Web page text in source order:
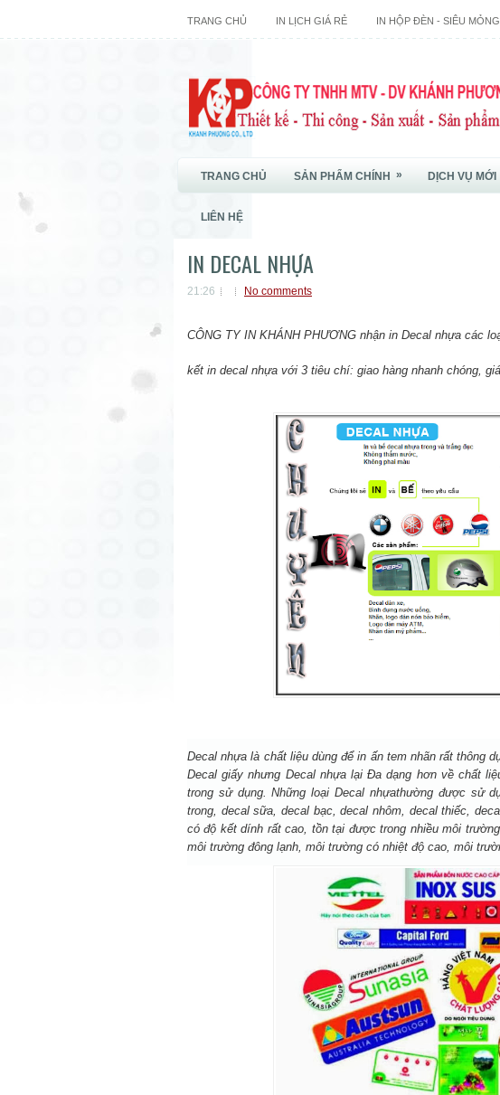
TRANG CHỦ IN LỊCH GIÁ RẺ IN HỘP ĐÈN - SIÊU MỎNG
TRANG CHỦ SẢN PHẨM CHÍNH » DỊCH VỤ MỚI
LIÊN HỆ
IN DECAL NHỰA
21:26 No comments
CÔNG TY IN KHÁNH PHƯƠNG nhận in Decal nhựa các
kết in decal nhựa với 3 tiêu chí: giao hàng nhanh chóng,
Decal nhựa là chất liệu dùng để in ấn tem nhãn rất thông
Decal giấy nhưng Decal nhựa lại Đa dạng hơn về chất
trong sử dụng. Những loạiDecal nhựathường được sử
trong, decal sữa, decal bạc, decal nhôm, decal thiếc,
có độ kết dính rất cao, tồn tại được trong nhiều môi
môi trường đông lạnh, môi trường có nhiệt độ cao, môi